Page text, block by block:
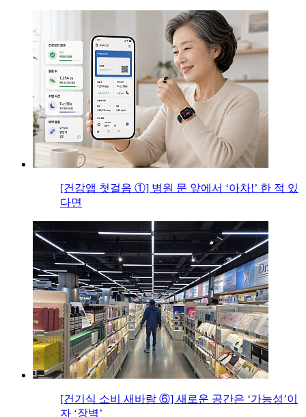
[건강앱 첫걸음 ①] 병원 문 앞에서 ‘아차!’ 한 적 있
다면
[건기식 소비 새바람 ⑥] 새로운 공간은 ‘가능성’이
자 ‘장벽’